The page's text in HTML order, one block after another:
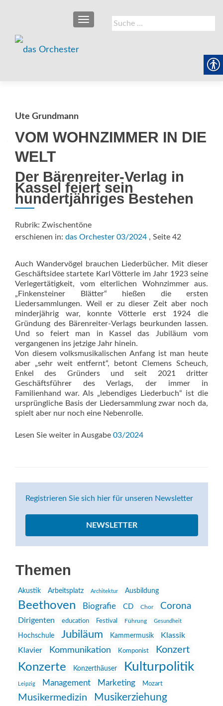
Suche
nach:
SCHALTE NAVIGATION
Ute Grundmann
VOM WOHNZIMMER IN DIE
WELT
Der Bärenreiter-Verlag in
Kassel feiert sein
hundertjähriges Bestehen
Rubrik: Zwischentöne
erschienen in: das Orchester 03/2024 , Seite 42
Auch Wandervögel brauchen Liederbücher. Mit dieser
Geschäftsidee startete Karl Vötterle im Jahr 1923 seine
Verlegertätigkeit, vom elterlichen Wohnzimmer aus.
„Finkensteiner Blätter“ hießen die ersten
Liedersammlungen. Weil er zu dieser Zeit aber noch
minderjährig war, konnte Vötterle erst 1924 die
Gründung des Bärenreiter-Verlags beurkunden lassen.
Und so feiert man in Kassel das Jubiläum vom
vergangenen ins jetzige Jahr hinein.
Von diesem volksmusikalischen Anfang ist man heute
aber „sehr weit entfernt“, betont Clemens Scheuch,
Enkel des Gründers und seit 2021 dritter
Geschäftsführer des Verlags, der immer in
Familienhand war. Als „lebendiges Liederbuch“ ist die
ursprüngliche Basis der Liedersammlung zwar noch da,
spielt aber nur noch eine Nebenrolle.
Lesen Sie weiter in Ausgabe 03/2024
Registrieren Sie sich hier für unseren Newsletter
NEWSLETTER
Themen
Akustik Arbeitsplatz Architektur Ausbildung
Beethoven Biografie CD Chor Corona
Dirigenten education Festival Führung Gesundheit
Hochschule Jubiläum Kammermusik
Klassik
Klavier
Kommunikation Komponist Konzert
Konzerte Konzerthäuser Kulturpolitik
Leipzig Management Marketing Mozart
Musikermedizin Musikerziehung